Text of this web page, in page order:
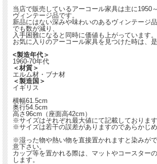
当店で販売しているアーコール家具は主に1950
ヴィンテージ品です。
新品にはない深みや味わいのあるヴィンテージ
でも数が減り、
入手困難になると同時に価値も上がっています。
お気に入りのアーコール家具を見つけた時は、
<製造年代＞
1960-70年代
＜材質＞
エルム材・ブナ材
＜製造国＞
イギリス
横幅61.5cm
奥行54.5cm
高さ96cm（座面高42cm）
※サイズはそれぞれ最大値にて記載しております
※サイズは若干の誤差がありますのであらかじめ
※湿った物や熱い物を直接置かれますと染みが
意下さい。
カップ等を置かれる際は、マットやコースター
します。